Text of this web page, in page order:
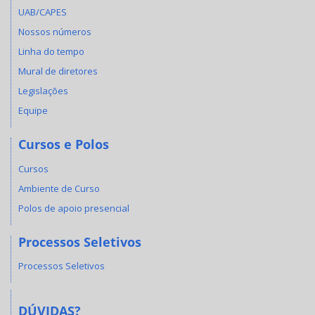
UAB/CAPES
Nossos números
Linha do tempo
Mural de diretores
Legislações
Equipe
Cursos e Polos
Cursos
Ambiente de Curso
Polos de apoio presencial
Processos Seletivos
Processos Seletivos
DÚVIDAS?